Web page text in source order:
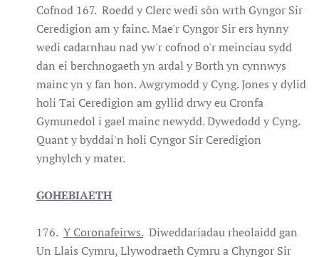
Cofnod 167. Roedd y Clerc wedi sôn wrth Gyngor Sir
Ceredigion am y fainc. Mae'r Cyngor Sir ers hynny
wedi cadarnhau nad yw'r cofnod o'r meinciau sydd
dan ei berchnogaeth yn ardal y Borth yn cynnwys
mainc yn y fan hon. Awgrymodd y Cyng. Jones y dylid
holi Tai Ceredigion am gyllid drwy eu Cronfa
Gymunedol i gael mainc newydd. Dywedodd y Cyng.
Quant y byddai'n holi Cyngor Sir Ceredigion
ynghylch y mater.
GOHEBIAETH
176. Y Coronafeirws.Diweddariadau rheolaidd gan
Un Llais Cymru, Llywodraeth Cymru a Chyngor Sir